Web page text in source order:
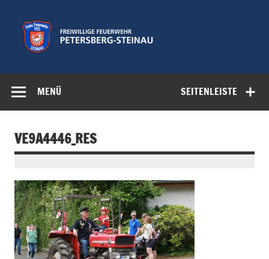
springen
Feuerwehr
Petersberg-
SEITENLEISTE
MENÜ
VE9A4446_RES